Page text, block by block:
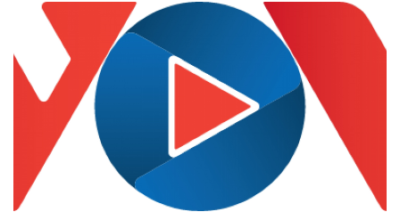
Thể thao
Bóng đá
Lịch thi đấu bóng đá
Thế giới thể thao
eSports
Hậu trường
Ô tô - Xe máy
Tư vấn